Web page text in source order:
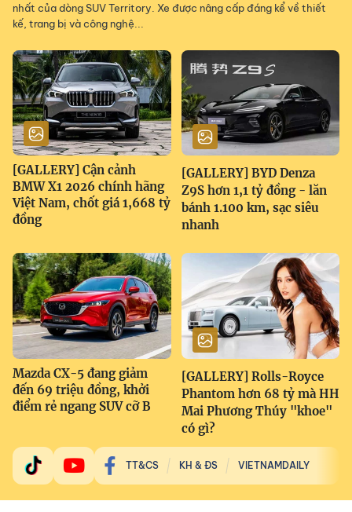
nhất của dòng SUV Territory. Xe được nâng cấp đáng kể về thiết
kế, trang bị và công nghệ...
[GALLERY] Cận cảnh
BMW X1 2026 chính hãng
Việt Nam, chốt giá 1,668 tỷ
đồng
[GALLERY] BYD Denza
Z9S hơn 1,1 tỷ đồng - lăn
bánh 1.100 km, sạc siêu
nhanh
Mazda CX-5 đang giảm
đến 69 triệu đồng, khởi
điểm rẻ ngang SUV cỡ B
[GALLERY] Rolls-Royce
Phantom hơn 68 tỷ mà HH
Mai Phương Thúy "khoe"
có gì?
TT&CS KH & ĐS VIETNAMDAILY